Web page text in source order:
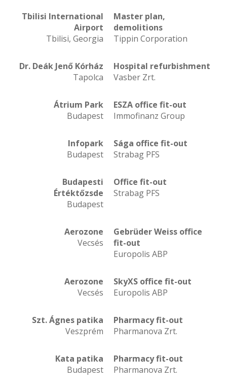
Tbilisi International
Airport
Tbilisi, Georgia
Master plan,
demolitions
Tippin Corporation
Dr. Deák Jenő Kórház
Tapolca
Hospital refurbishment
Vasber Zrt.
Átrium Park
Budapest
ESZA office fit-out
Immofinanz Group
Infopark
Budapest
Sága office fit-out
Strabag PFS
Budapesti
Értéktőzsde
Budapest
Office fit-out
Strabag PFS
Aerozone
Vecsés
Gebrüder Weiss office
fit-out
Europolis ABP
Aerozone
Vecsés
SkyXS office fit-out
Europolis ABP
Szt. Ágnes patika
Veszprém
Pharmacy fit-out
Pharmanova Zrt.
Kata patika
Budapest
Pharmacy fit-out
Pharmanova Zrt.